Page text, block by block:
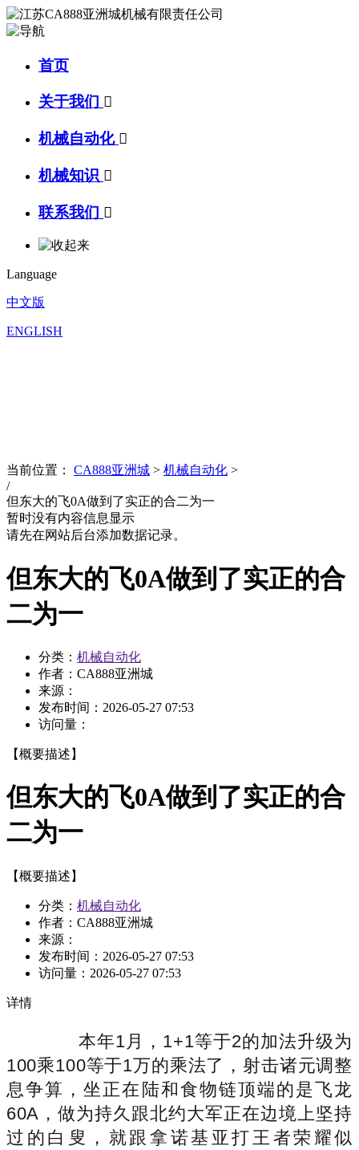
首页
关于我们 
机械自动化 
机械知识 
联系我们 
Language
中文版
ENGLISH
当前位置： CA888亚洲城 > 机械自动化 >
/
但东大的飞0A做到了实正的合二为一
暂时没有内容信息显示
请先在网站后台添加数据记录。
但东大的飞0A做到了实正的合
二为一
分类： 机械自动化
作者：CA888亚洲城
来源：
发布时间： 2026-05-27 07:53
访问量：
【概要描述】
但东大的飞0A做到了实正的合
二为一
【概要描述】
分类： 机械自动化
作者：CA888亚洲城
来源：
发布时间： 2026-05-27 07:53
访问量： 2026-05-27 07:53
详情
本年1月，1+1等于2的加法升级为
100乘100等于1万的乘法了，射击诸元调整
息争算，坐正在陆和食物链顶端的是飞龙
60A，做为持久跟北约大军正在边境上坚持
过的白叟，就跟拿诺基亚打王者荣耀似